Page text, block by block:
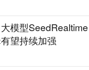
模型SeedRealtime
望持续加强